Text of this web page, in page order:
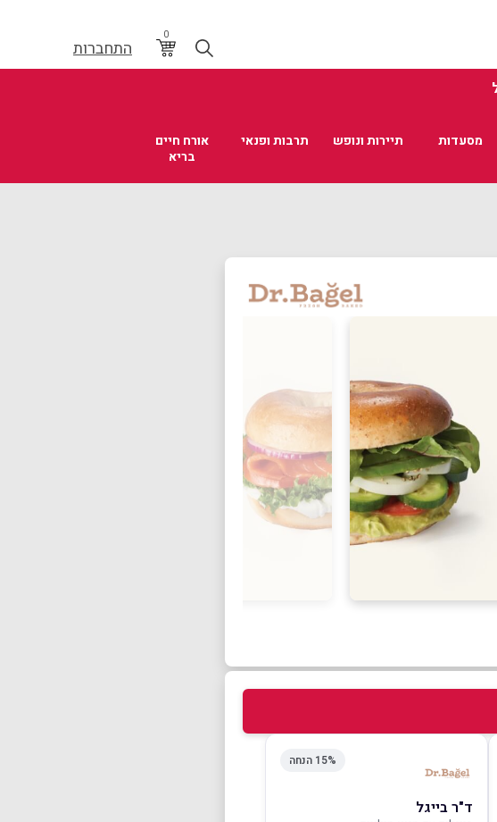
0
התחברות
מסעדות תיירות ונופש תרבות ופנאי
אורח חיים
בריא
15% הנחה
ד"ר בייגל